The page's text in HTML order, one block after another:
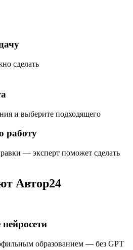
сделать
и выберите подходящего
работу
— эксперт поможет сделать
Автор24
образованием — без GPT